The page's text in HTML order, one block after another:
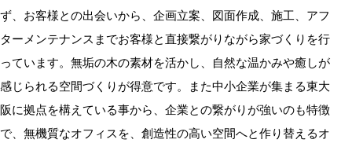
ず、お客様との出会いから、企画立案、図面作成、施工、アフ
ターメンテナンスまでお客様と直接繋がりながら家づくりを行
っています。無垢の木の素材を活かし、自然な温かみや癒しが
感じられる空間づくりが得意です。また中小企業が集まる東大
阪に拠点を構えている事から、企業との繋がりが強いのも特徴
で、無機質なオフィスを、創造性の高い空間へと作り替えるオ